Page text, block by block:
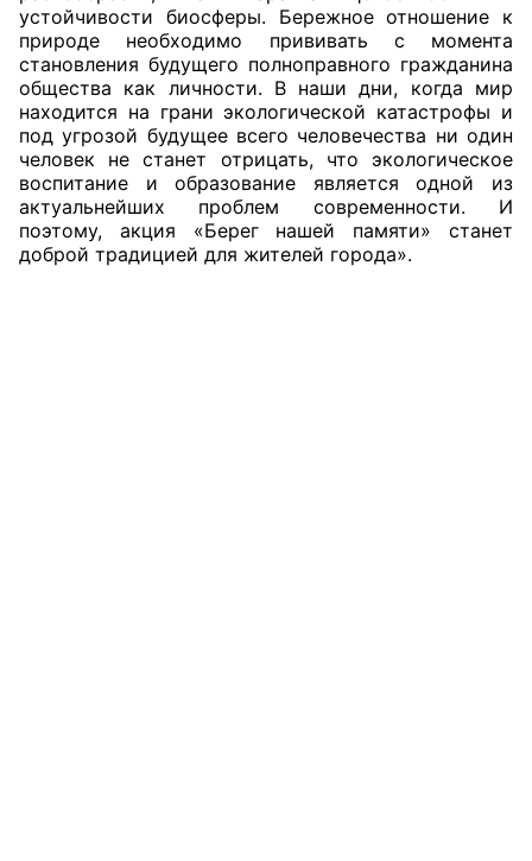
Кодекс этики ОП КО
Положения
Соглашения
Рекомендации
Порядок работы ЦОН
устойчивости биосферы. Бережное отношение к
природе необходимо прививать с момента
становления будущего полноправного гражданина
общества как личности. В наши дни, когда мир
находится на грани экологической катастрофы и
под угрозой будущее всего человечества ни один
человек не станет отрицать, что экологическое
воспитание и образование является одной из
актуальнейших проблем современности. И
поэтому, акция «Берег нашей памяти» станет
доброй традицией для жителей города».